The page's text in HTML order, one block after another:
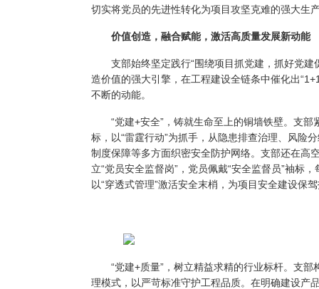
切实将党员的先进性转化为项目攻坚克难的强大生
价值创造，融合赋能，激活高质量发展新动能
支部始终坚定践行“围绕项目抓党建，抓好党建
造价值的强大引擎，在工程建设全链条中催化出
不断的动能。
“党建+安全”， 铸就生命至上的铜墙铁壁。 支部
标，以“雷霆行动”为抓手，从隐患排查治理、风险
制度保障等多方面织密安全防护网络。支部还在高
立“党员安全监督岗”，党员佩戴“安全监督员”袖标
以“穿透式管理”激活安全末梢，为项目安全建设保
“党建+质量”，树立精益求精的行业标杆。 支部
理模式，以严苛标准守护工程品质。在明确建设产